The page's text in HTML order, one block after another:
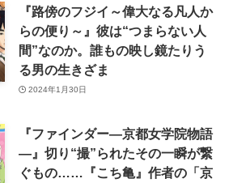
『路傍のフジイ～偉大なる凡人か
らの便り～』彼は“つまらない人
間”なのか。誰もの映し鏡たりう
る男の生きざま
2024年1月30日
『ファインダー―京都女学院物語
―』切り“撮”られたその一瞬が繋
ぐもの……『こち亀』作者の「京